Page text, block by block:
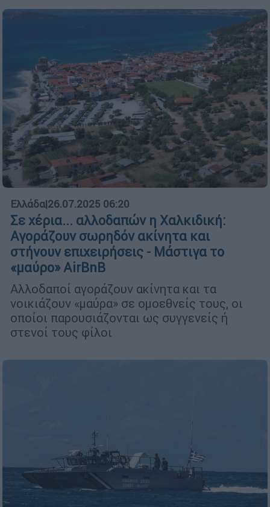
Ελλάδα|26.07.2025 06:20
Σε χέρια... αλλοδαπών η Χαλκιδική:
Αγοράζουν σωρηδόν ακίνητα και
στήνουν επιχειρήσεις - Μάστιγα το
«μαύρο» AirBnB
Αλλοδαποί αγοράζουν ακίνητα και τα
νοικιάζουν «μαύρα» σε ομοεθνείς τους, οι
οποίοι παρουσιάζονται ως συγγενείς ή
στενοί τους φίλοι